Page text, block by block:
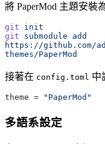
將 PaperMod 主題安裝
git init
git submodule add
https://github.com/
themes/PaperMod
接著在 config.toml 中
theme = "PaperMod"
多語系設定